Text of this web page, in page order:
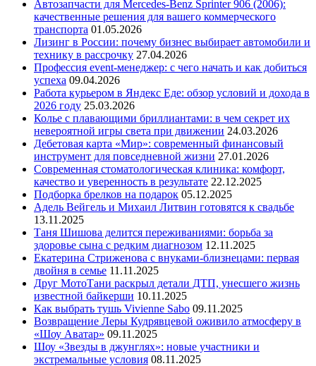
Автозапчасти для Mercedes-Benz Sprinter 906 (2006):
качественные решения для вашего коммерческого
транспорта 01.05.2026
Лизинг в России: почему бизнес выбирает автомобили и
технику в рассрочку 27.04.2026
Профессия event-менеджер: с чего начать и как добиться
успеха 09.04.2026
Работа курьером в Яндекс Еде: обзор условий и дохода в
2026 году 25.03.2026
Колье с плавающими бриллиантами: в чем секрет их
невероятной игры света при движении 24.03.2026
Дебетовая карта «Мир»: современный финансовый
инструмент для повседневной жизни 27.01.2026
Современная стоматологическая клиника: комфорт,
качество и уверенность в результате 22.12.2025
Подборка брелков на подарок 05.12.2025
Адель Вейгель и Михаил Литвин готовятся к свадьбе
13.11.2025
Таня Шишова делится переживаниями: борьба за
здоровье сына с редким диагнозом 12.11.2025
Екатерина Стриженова с внуками-близнецами: первая
двойня в семье 11.11.2025
Друг МотоТани раскрыл детали ДТП, унесшего жизнь
известной байкерши 10.11.2025
Как выбрать тушь Vivienne Sabo 09.11.2025
Возвращение Леры Кудрявцевой оживило атмосферу в
«Шоу Аватар» 09.11.2025
Шоу «Звезды в джунглях»: новые участники и
экстремальные условия 08.11.2025